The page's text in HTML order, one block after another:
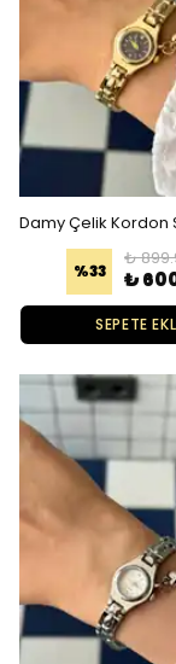
%33
₺
₺
SEPETE